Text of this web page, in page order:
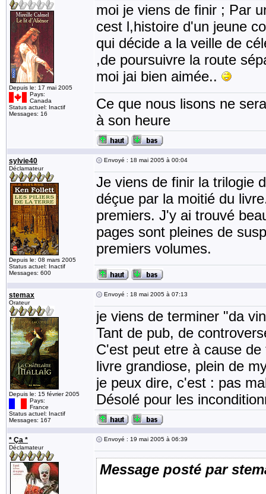
Depuis le: 17 mai 2005
Pays:
Canada
Status actuel: Inactif
Messages: 16
moi je viens de finir ;
cest l,histoire d'un jeune
qui décide a la veille de
,de poursuivre la route
moi jai bien aimée..
Ce que nous lisons ne
à son heure
sylvie40
Déclamateur
Depuis le: 08 mars 2005
Status actuel: Inactif
Messages: 600
Envoyé : 18 mai 2005 à 00:04
Je viens de finir la trilogie
déçue par la moitié du
premiers. J'y ai trouvé
pages sont pleines de
premiers volumes.
stemax
Orateur
Depuis le: 15 février 2005
Pays:
France
Status actuel: Inactif
Messages: 167
Envoyé : 18 mai 2005 à 07:13
je viens de terminer "da
Tant de pub, de
C'est peut etre à cause
livre grandiose, plein de
je peux dire, c'est : pas
Désolé pour les
* Ça *
Déclamateur
Envoyé : 19 mai 2005 à 06:39
Message posté par